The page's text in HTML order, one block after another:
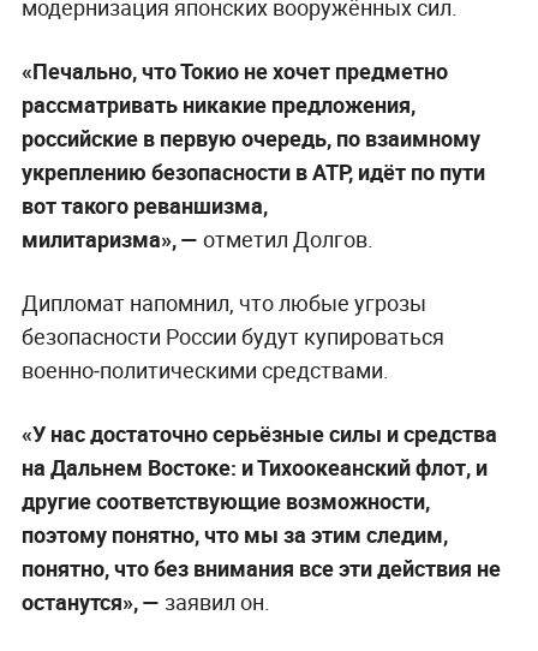
модернизация японских вооружённых сил.
«Печально, что Токио не хочет предметно
рассматривать никакие предложения,
российские в первую очередь, по взаимному
укреплению безопасности в АТР, идёт по пути
вот такого реваншизма,
милитаризма», — отметил Долгов.
Дипломат напомнил, что любые угрозы
безопасности России будут купироваться
военно‑политическими средствами.
«У нас достаточно серьёзные силы и средства
на Дальнем Востоке: и Тихоокеанский флот, и
другие соответствующие возможности,
поэтому понятно, что мы за этим следим,
понятно, что без внимания все эти действия не
останутся», — заявил он.